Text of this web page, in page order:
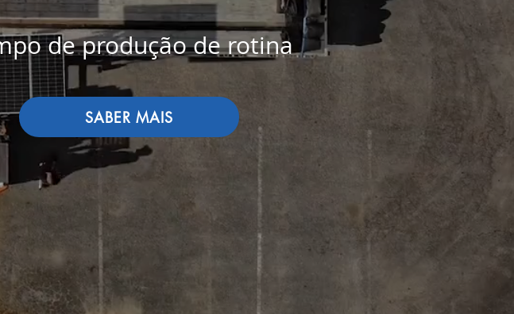
de produção de rotina
SABER MAIS